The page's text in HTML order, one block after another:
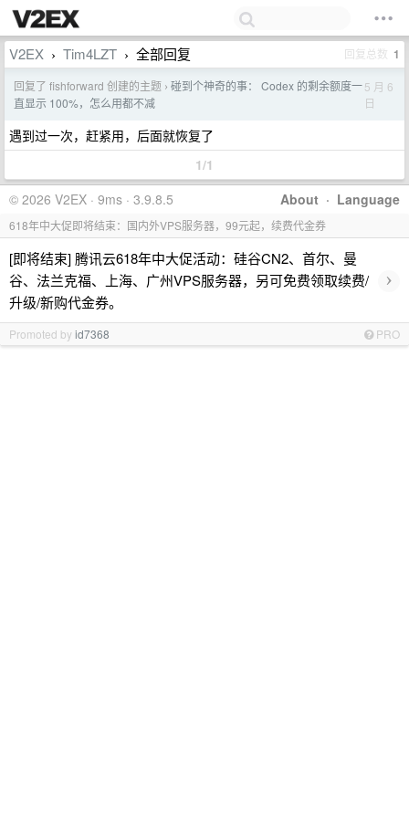
V2EX › Tim4LZT › 全部回复 回复总数 1
回复了 fishforward 创建的主题 › 碰到个神奇的事： Codex 的剩余额度一
直显示 100%，怎么用都不减
5 月 6
日
遇到过一次，赶紧用，后面就恢复了
1/1
About · Language
© 2026 V2EX · 9ms · 3.9.8.5
618年中大促即将结束：国内外VPS服务器，99元起，续费代金券
[即将结束] 腾讯云618年中大促活动：硅谷CN2、首尔、曼
谷、法兰克福、上海、广州VPS服务器，另可免费领取续费/
升级/新购代金券。
›
Promoted byid7368 PRO